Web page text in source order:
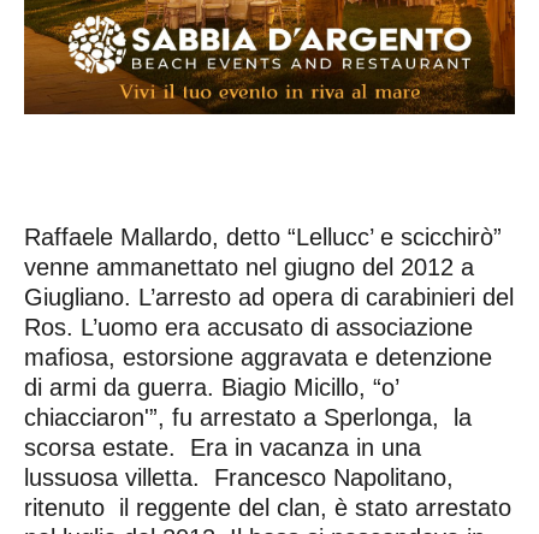
Raffaele Mallardo, detto “Lellucc’ e scicchirò”
venne ammanettato nel giugno del 2012 a
Giugliano. L’arresto ad opera di carabinieri del
Ros. L’uomo era accusato di associazione
mafiosa, estorsione aggravata e detenzione
di armi da guerra. Biagio Micillo, “o’
chiacciaron'”, fu arrestato a Sperlonga, la
scorsa estate. Era in vacanza in una
lussuosa villetta. Francesco Napolitano,
ritenuto il reggente del clan, è stato arrestato